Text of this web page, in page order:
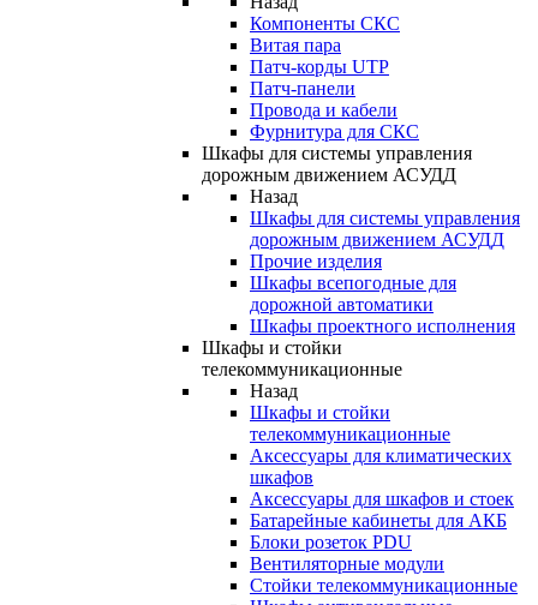
Компоненты СКС
Витая пара
Патч-корды UTP
Патч-панели
Провода и кабели
Фурнитура для СКС
Шкафы для системы управления
дорожным движением АСУДД
Назад
Шкафы для системы управления
дорожным движением АСУДД
Прочие изделия
Шкафы всепогодные для
дорожной автоматики
Шкафы проектного исполнения
Шкафы и стойки
телекоммуникационные
Назад
Шкафы и стойки
телекоммуникационные
Аксессуары для климатических
шкафов
Аксессуары для шкафов и стоек
Батарейные кабинеты для АКБ
Блоки розеток PDU
Вентиляторные модули
Стойки телекоммуникационные